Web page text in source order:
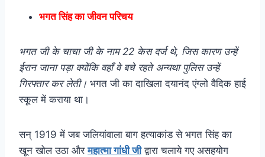
भगत सिंह का जीवन परिचय
भगत जी के चाचा जी के नाम 22 केस दर्ज थे, जिस कारण उन्हें
ईरान जाना पड़ा क्योंकि वहाँ वे बचे रहते अन्यथा पुलिस उन्हें
गिरफ्तार कर लेती। भगत जी का दाखिला दयानंद एंग्लो वैदिक हाई
स्कूल में कराया था।
सन् 1919 में जब जलियांवाला बाग हत्याकांड से भगत सिंह का
खून खोल उठा औरमहात्मा गांधी जीद्वारा चलाये गए असहयोग